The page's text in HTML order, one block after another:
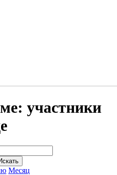
участники
Месяц